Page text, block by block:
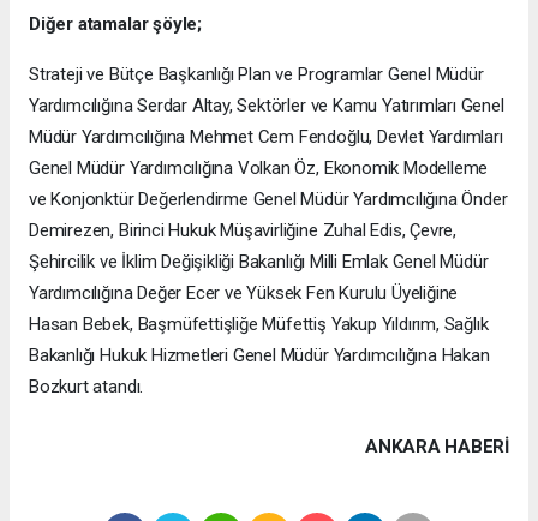
Diğer atamalar şöyle;
Strateji ve Bütçe Başkanlığı Plan ve Programlar Genel Müdür
Yardımcılığına Serdar Altay, Sektörler ve Kamu Yatırımları Genel
Müdür Yardımcılığına Mehmet Cem Fendoğlu, Devlet Yardımları
Genel Müdür Yardımcılığına Volkan Öz, Ekonomik Modelleme
ve Konjonktür Değerlendirme Genel Müdür Yardımcılığına Önder
Demirezen, Birinci Hukuk Müşavirliğine Zuhal Edis, Çevre,
Şehircilik ve İklim Değişikliği Bakanlığı Milli Emlak Genel Müdür
Yardımcılığına Değer Ecer ve Yüksek Fen Kurulu Üyeliğine
Hasan Bebek, Başmüfettişliğe Müfettiş Yakup Yıldırım, Sağlık
Bakanlığı Hukuk Hizmetleri Genel Müdür Yardımcılığına Hakan
Bozkurt atandı.
ANKARA HABERİ